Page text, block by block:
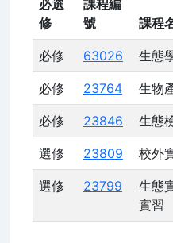
必選
修
課程編
號
課程
必修 63026 生態
必修 23764 生物
必修 23846 生態
選修 23809 校外
選修 23799
生態
實習